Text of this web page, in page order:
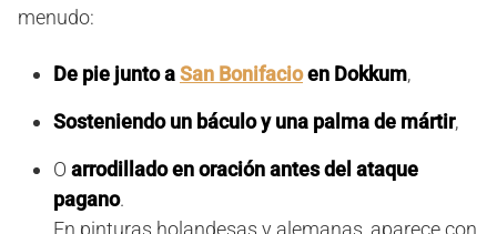
menudo:
De pie junto aSan Bonifacioen Dokkum,
Sosteniendo un báculo y una palma de mártir,
O arrodillado en oración antes del ataque
pagano.
En pinturas holandesas y alemanas, aparece con